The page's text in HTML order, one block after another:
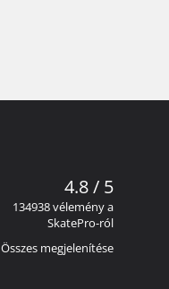
4.8 / 5
134938 vélemény a
SkatePro-ról
Összes megjelenítése